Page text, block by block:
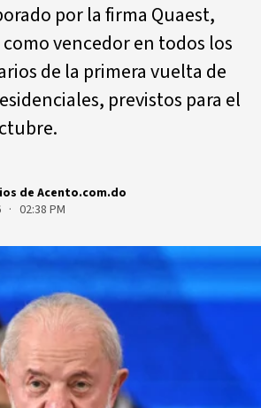
por la firma Quaest,
vencedor en todos los
de la primera vuelta de
previstos para el
de Acento.com.do
· 02:38 PM